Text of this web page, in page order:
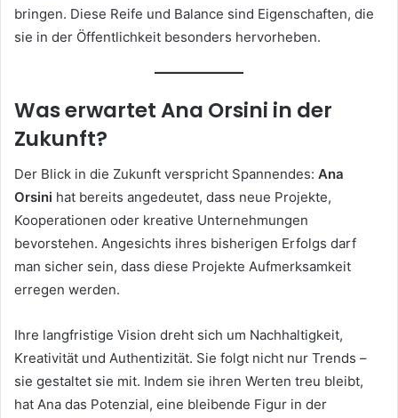
bringen. Diese Reife und Balance sind Eigenschaften, die
sie in der Öffentlichkeit besonders hervorheben.
Was erwartet Ana Orsini in der
Zukunft?
Der Blick in die Zukunft verspricht Spannendes: Ana
Orsini hat bereits angedeutet, dass neue Projekte,
Kooperationen oder kreative Unternehmungen
bevorstehen. Angesichts ihres bisherigen Erfolgs darf
man sicher sein, dass diese Projekte Aufmerksamkeit
erregen werden.
Ihre langfristige Vision dreht sich um Nachhaltigkeit,
Kreativität und Authentizität. Sie folgt nicht nur Trends –
sie gestaltet sie mit. Indem sie ihren Werten treu bleibt,
hat Ana das Potenzial, eine bleibende Figur in der